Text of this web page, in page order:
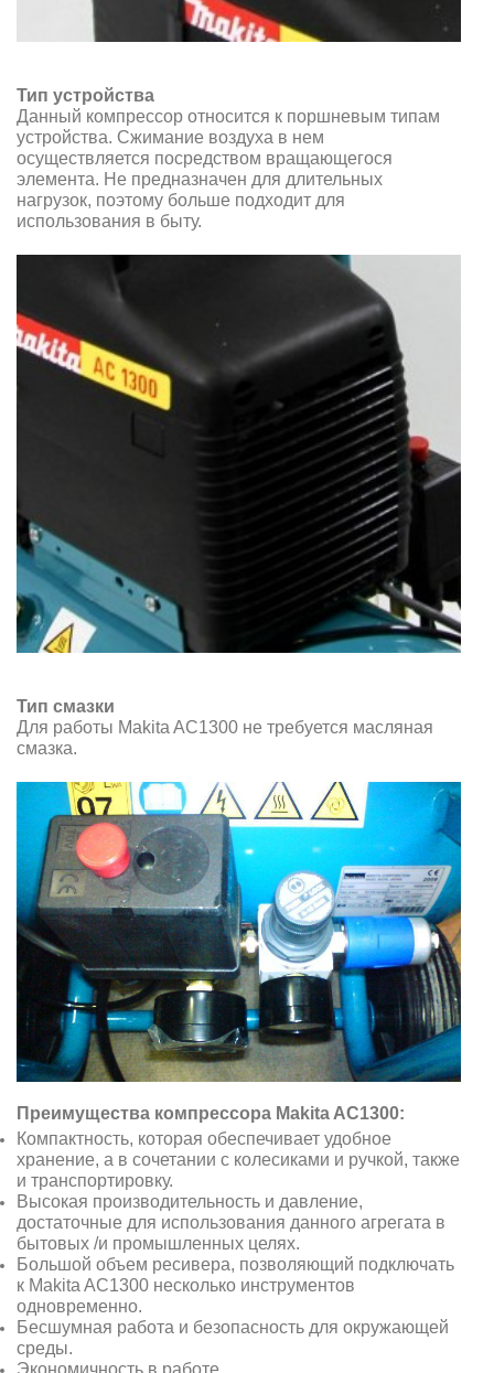
Тип устройства
Данный компрессор относится к поршневым типам
устройства. Сжимание воздуха в нем
осуществляется посредством вращающегося
элемента. Не предназначен для длительных
нагрузок, поэтому больше подходит для
использования в быту.
Тип смазки
Для работы Makita AC1300 не требуется масляная
смазка.
Преимущества компрессора Makita AC1300:
Компактность, которая обеспечивает удобное
хранение, а в сочетании с колесиками и ручкой, также
и транспортировку.
Высокая производительность и давление,
достаточные для использования данного агрегата в
бытовых /и промышленных целях.
Большой объем ресивера, позволяющий подключать
к Makita AC1300 несколько инструментов
одновременно.
Бесшумная работа и безопасность для окружающей
среды.
Экономичность в работе.